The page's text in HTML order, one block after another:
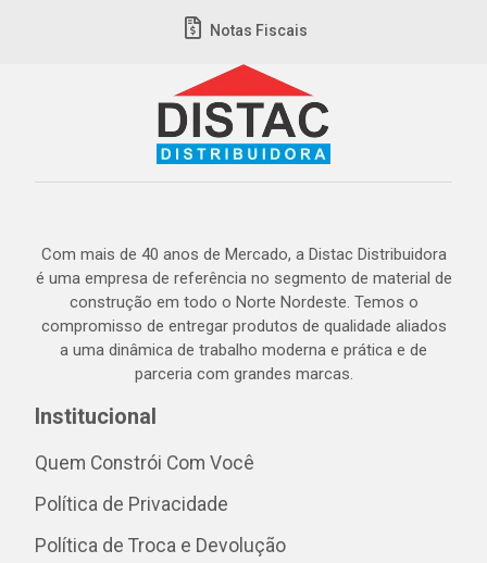
Notas Fiscais
Com mais de 40 anos de Mercado, a Distac Distribuidora
é uma empresa de referência no segmento de material de
construção em todo o Norte Nordeste. Temos o
compromisso de entregar produtos de qualidade aliados
a uma dinâmica de trabalho moderna e prática e de
parceria com grandes marcas.
Institucional
Quem Constrói Com Você
Política de Privacidade
Política de Troca e Devolução